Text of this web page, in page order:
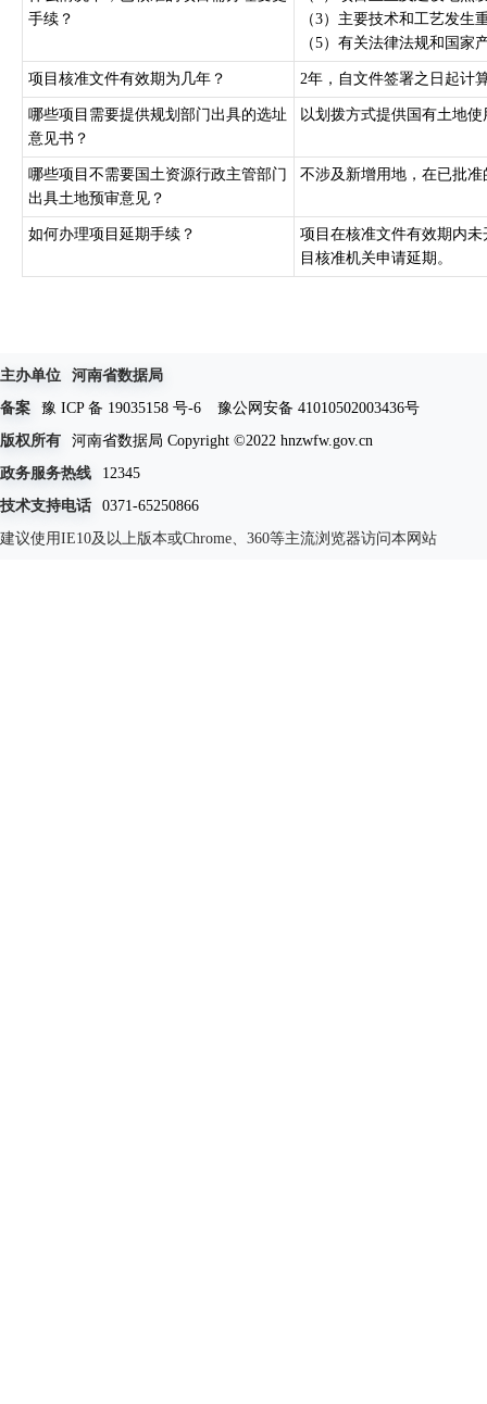
手续？
（3）主要技术和工艺发
（5）有关法律法规和国家
项目核准文件有效期为几年？ 2年，自文件签署之日起计
哪些项目需要提供规划部门出具的选址
意见书？
以划拨方式提供国有土地
哪些项目不需要国土资源行政主管部门
出具土地预审意见？
不涉及新增用地，在已批
如何办理项目延期手续？
项目在核准文件有效期内
目核准机关申请延期。
主办单位
河南省数据局
备案
豫 ICP 备 19035158 号-6
豫公网安备 41010502003436号
版权所有
河南省数据局 Copyright ©2022 hnzwfw.gov.cn
政务服务热线
12345
技术支持电话
0371-65250866
建议使用IE10及以上版本或Chrome、360等主流浏览器访问本网站